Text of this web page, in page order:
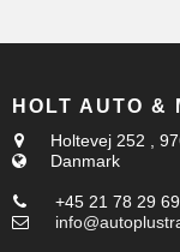
HOLT AUTO &
Holtevej 252 ,
Danmark
+45 21 78 29 69